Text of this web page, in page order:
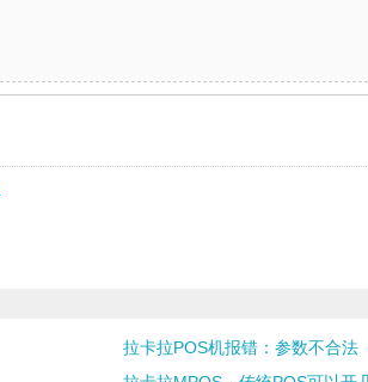
拉卡拉POS机报错：参数不合法